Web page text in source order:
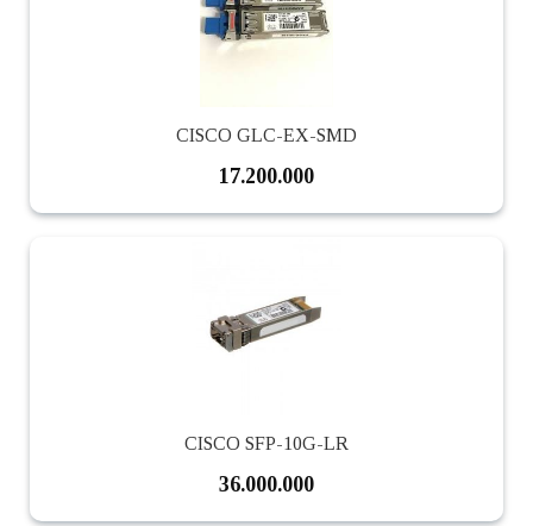
CISCO GLC-EX-SMD
17.200.000
CISCO SFP-10G-LR
36.000.000